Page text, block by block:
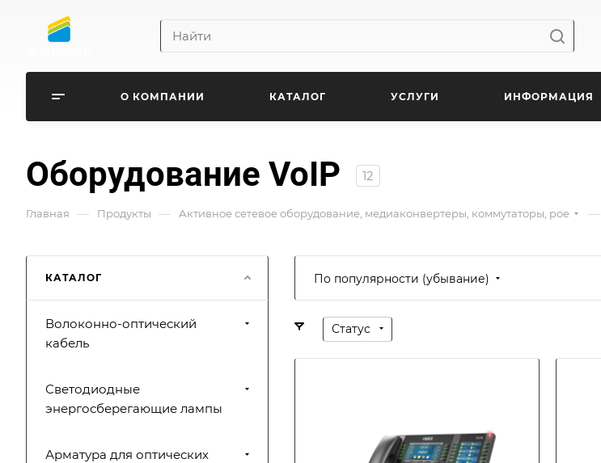
О КОМПАНИИ КАТАЛОГ УСЛУГИ ИНФОРМАЦИЯ
Оборудование VoIP 12
Главная — Продукты — Активное сетевое оборудование, медиаконвертеры, коммутаторы, poe —
По популярности (убывание)
Статус
КАТАЛОГ
Волоконно-оптический
кабель
Светодиодные
энергосберегающие лампы
Арматура для оптических